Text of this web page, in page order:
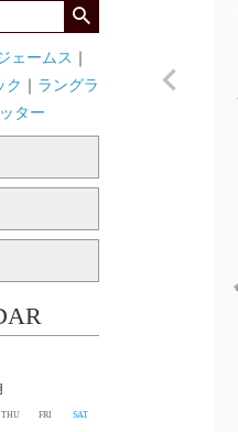
ェームス ｜
ク ｜ ラングラ
ター
THU FRI SAT